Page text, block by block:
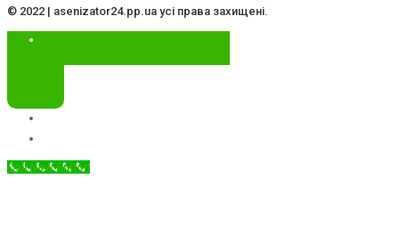
© 2022 | asenizator24.pp.ua усі права захищені.
Call Now Button